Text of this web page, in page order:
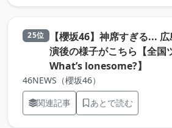
25位
【櫻坂46】神席すぎる...
演後の様子がこちら【全国
What’s lonesome?】
46NEWS（櫻坂46）
関連記事
あとで読む